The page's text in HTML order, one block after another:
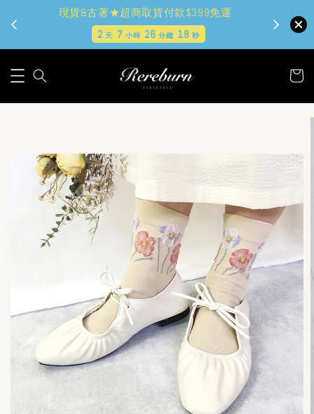
現貨&古著★超商取貨付款$399免運
2天 7小時 26分鐘 17秒